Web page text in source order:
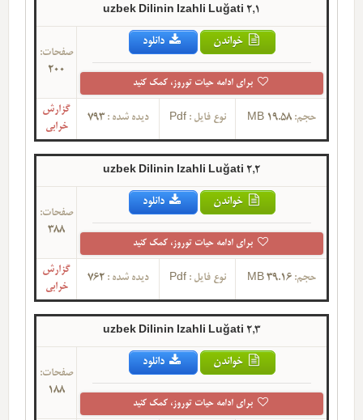
uzbek Dilinin Izahli Luğati 2,1
خواندن دانلود
برای ادامه حیات توروز، کمک کنید
صفحات:
200
حجم:19.58 MB نوع فایل :Pdf دیده شده : 793
گزارش
خرابی
uzbek Dilinin Izahli Luğati 2,2
خواندن دانلود
برای ادامه حیات توروز، کمک کنید
صفحات:
388
حجم:39.16 MB نوع فایل :Pdf دیده شده : 762
گزارش
خرابی
uzbek Dilinin Izahli Luğati 2,3
خواندن دانلود
برای ادامه حیات توروز، کمک کنید
صفحات:
188